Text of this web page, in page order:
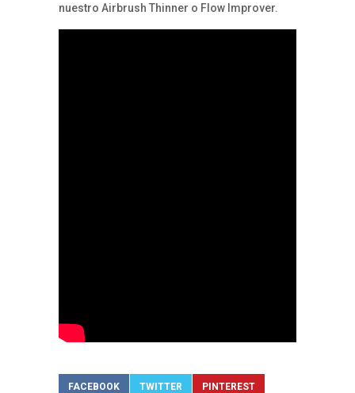
nuestro Airbrush Thinner o Flow Improver.
FACEBOOK TWITTER PINTEREST